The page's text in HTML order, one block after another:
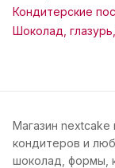
Кондитерские
Шоколад,
Магазин
кондитеров и
шоколад, формы,